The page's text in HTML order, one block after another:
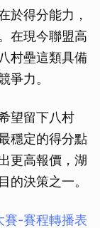
於得分能力，
在現今聯盟高
村壘這類具備
爭力。
望留下八村
穩定的得分點
更高報價，湖
的決策之一。
-賽程轉播表